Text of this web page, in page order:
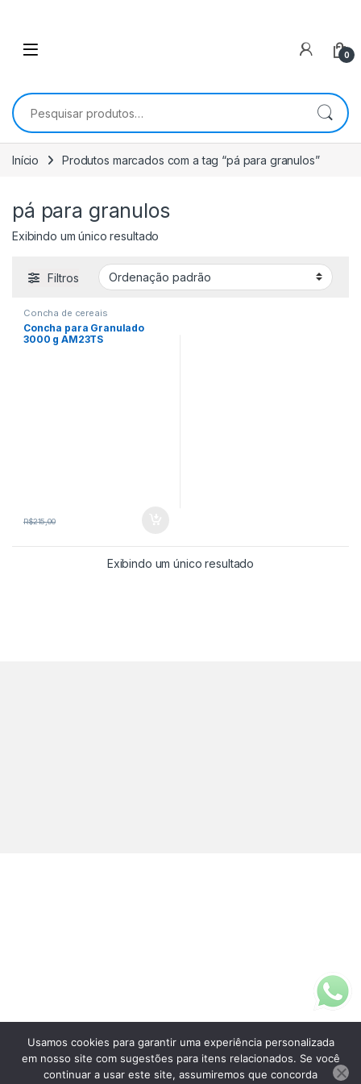
0
Pesquisar por:
Início Produtos marcados com a tag “pá para granulos”
pá para granulos
Exibindo um único resultado
Filtros
Concha de cereais
Concha para Granulado
3000 g AM23TS
R$215,00
Exibindo um único resultado
Fale Conosco
(11)3313-5200
Usamos cookies para garantir uma experiência personalizada
em nosso site com sugestões para itens relacionados. Se você
continuar a usar este site, assumiremos que concorda